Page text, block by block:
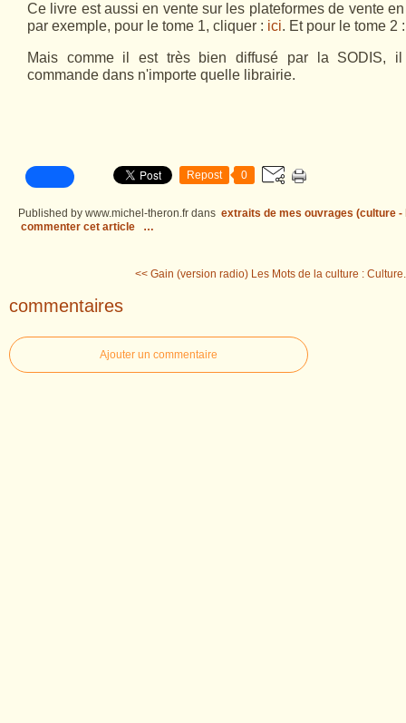
Ce livre est aussi en vente sur les plateformes de vente
par exemple, pour le tome 1, cliquer : ici. Et pour le tome 2
Mais comme il est très bien diffusé par la SODIS,
commande dans n'importe quelle librairie.
Repost 0
Published by www.michel-theron.fr dans extraits de mes ouvrages (culture
commenter cet article
…
<< Gain (version radio) Les Mots de la culture :
commentaires
Ajouter un commentaire